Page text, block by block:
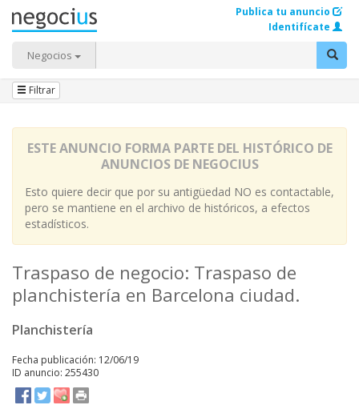
Negocios
Publica tu anuncio
Identifícate
Filtrar
ESTE ANUNCIO FORMA PARTE DEL HISTÓRICO DE
ANUNCIOS DE NEGOCIUS
Esto quiere decir que por su antigüedad NO es contactable,
pero se mantiene en el archivo de históricos, a efectos
estadísticos.
Traspaso de negocio: Traspaso de
planchistería en Barcelona ciudad.
Planchistería
Fecha publicación: 12/06/19
ID anuncio: 255430